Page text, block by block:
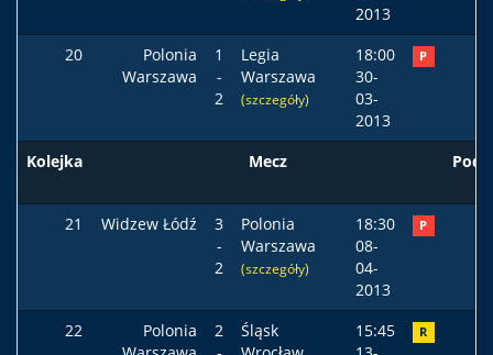
2013
20
Polonia
Warszawa
1
-
2
Legia
Warszawa
(szczegóły)
18:00
30-
03-
2013
P
Kolejka Mecz
21 Widzew Łódź
3
-
2
Polonia
Warszawa
(szczegóły)
18:30
08-
04-
2013
P
22
Polonia
2
Śląsk
15:45
R